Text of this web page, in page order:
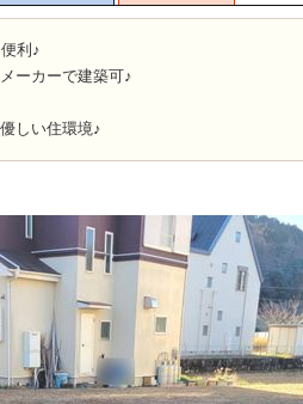
利♪
ーカーで建築可♪
しい住環境♪